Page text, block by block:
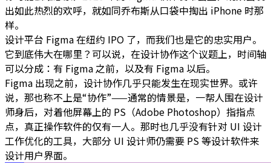
出如此热烈的欢呼，就如同乔布斯从口袋中掏出 iPhone 时那
样。
设计平台 Figma 在纽约 IPO 了，而我们也是它的忠实用户。
它到底伟大在哪里？可以说，在设计协作这个议题上，时间轴
可以分成：有 Figma 之前，以及有 Figma 以后。
Figma 出现之前，设计协作几乎只能发生在现实世界。或许
说，那也称不上是“协作”——通常的情景是，一帮人围在设计
师身后，对着他屏幕上的 PS（Adobe Photoshop）指指点
点，真正操作软件的仅有一人。那时也几乎没有针对 UI 设计
工作优化的工具，大部分 UI 设计师仍需要 PS 等设计软件来
设计用户界面。